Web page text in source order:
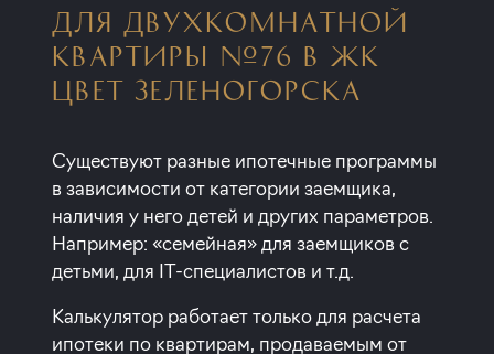
ДЛЯ ДВУХКОМНАТНОЙ
КВАРТИРЫ №76 В ЖК
ЦВЕТ ЗЕЛЕНОГОРСКА
Существуют разные ипотечные программы
в зависимости от категории заемщика,
наличия у него детей и других параметров.
Например: «семейная» для заемщиков с
детьми, для IT-специалистов и т.д.
Калькулятор работает только для расчета
ипотеки по квартирам, продаваемым от